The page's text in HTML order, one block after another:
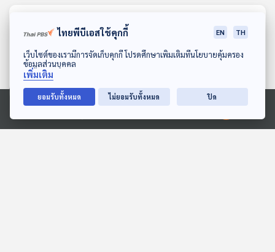
ดาวน์โหลด Thai PBS Podcast Application
Ⓒ 2020 องค์การกระจายเสียงและแพร่ภาพสาธารณะแห่งประเทศไทย
26:02 26:02
ไทยพีบีเอสใช้คุกกี้ EN TH
เว็บไซต์ของเรามีการจัดเก็บคุกกี้ โปรดศึกษาเพิ่มเติมที่นโยบายคุ้มครอง
ข้อมูลส่วนบุคคล
เพิ่มเติม
ยอมรับทั้งหมด ไม่ยอมรับทั้งหมด ปิด